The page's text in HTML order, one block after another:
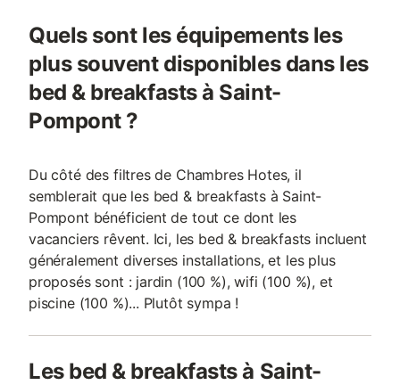
Quels sont les équipements les
plus souvent disponibles dans les
bed & breakfasts à Saint-
Pompont ?
Du côté des filtres de Chambres Hotes, il
semblerait que les bed & breakfasts à Saint-
Pompont bénéficient de tout ce dont les
vacanciers rêvent. Ici, les bed & breakfasts incluent
généralement diverses installations, et les plus
proposés sont : jardin (100 %), wifi (100 %), et
piscine (100 %)... Plutôt sympa !
Les bed & breakfasts à Saint-